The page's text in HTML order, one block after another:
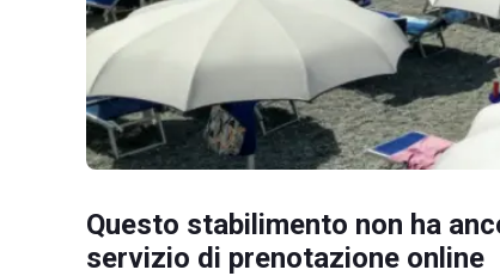
Questo stabilimento non ha
servizio di prenotazione online